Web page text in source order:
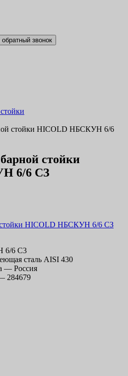
обратный звонок
стойки HICOLD НБСКУН 6/6
стойки
6/6 СЗ
6/6 С3
сталь AISI 430
— Россия
284679